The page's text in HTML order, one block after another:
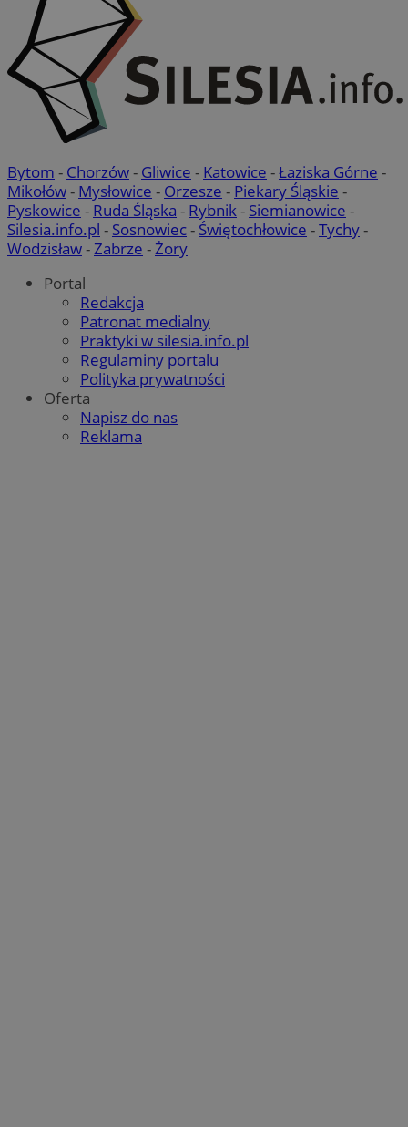
Bytom - Chorzów- Gliwice - Katowice -Łaziska Górne -
Mikołów- Mysłowice - Orzesze - Piekary Śląskie -
Pyskowice - Ruda Śląska - Rybnik- Siemianowice -
Silesia.info.pl - Sosnowiec- Świętochłowice -Tychy-
Wodzisław-Zabrze -Żory
Portal
Redakcja
Patronat medialny
Praktyki w silesia.info.pl
Regulaminy portalu
Polityka prywatności
Oferta
Napisz do nas
Reklama